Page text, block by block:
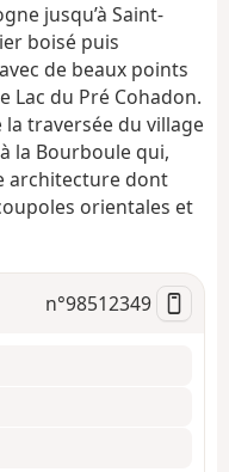
a
t
i
o
jusqu’à Saint-
boisé puis
de beaux points
Lac du Pré Cohadon.
traversée du village
la Bourboule qui,
architecture dont
orientales et
n°98512349